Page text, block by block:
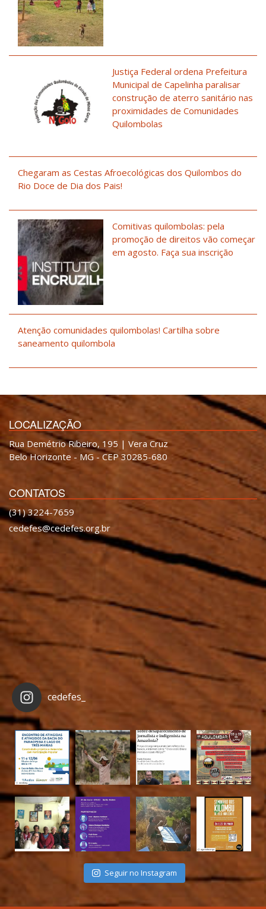
Justiça Federal ordena Prefeitura
Municipal de Capelinha paralisar
construção de aterro sanitário nas
proximidades de Comunidades
Quilombolas
Chegaram as Cestas Afroecológicas dos Quilombos do
Rio Doce de Dia dos Pais!
Comitivas quilombolas: pela
promoção de direitos vão começar
em agosto. Faça sua inscrição
Atenção comunidades quilombolas! Cartilha sobre
saneamento quilombola
LOCALIZAÇÃO
Rua Demétrio Ribeiro, 195 | Vera Cruz
Belo Horizonte - MG - CEP 30285-680
CONTATOS
(31) 3224-7659
cedefes@cedefes.org.br
cedefes_
Seguir no Instagram